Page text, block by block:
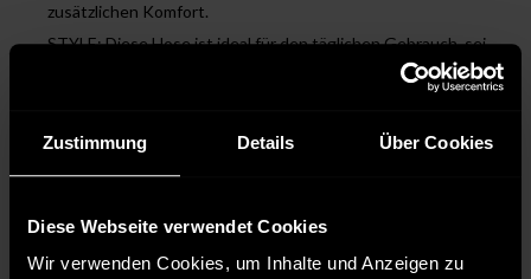
Zustimmung Details Über Cookies
Diese Webseite verwendet Cookies
Wir verwenden Cookies, um Inhalte und Anzeigen zu
zusätzlichen Komfort.
STYLE: Diese Hose ist ideal für den täglichen Gebrauch, sei
Freizeitstunden. Sie lässt sich vielseitig kombinieren und
DESIGNED IN GERMANY: Mit Präzision und Liebe zum Detail
in Deutschland entworfen, garantiert diese Jogginghose